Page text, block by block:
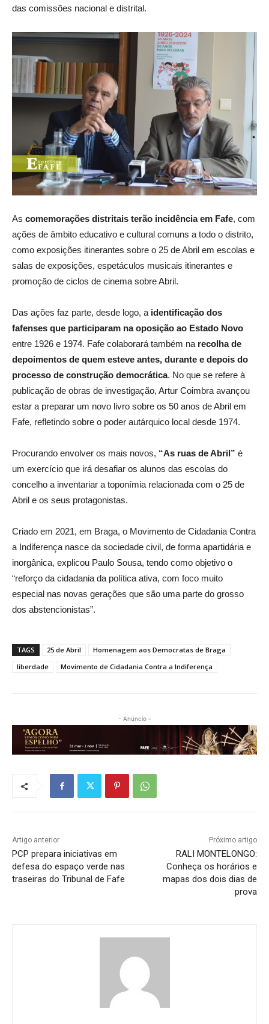
das comissões nacional e distrital.
As comemorações distritais terão incidência em Fafe, com
ações de âmbito educativo e cultural comuns a todo o distrito,
como exposições itinerantes sobre o 25 de Abril em escolas e
salas de exposições, espetáculos musicais itinerantes e
promoção de ciclos de cinema sobre Abril.
Das ações faz parte, desde logo, a identificação dos
fafenses que participaram na oposição ao Estado Novo
entre 1926 e 1974. Fafe colaborará também na recolha de
depoimentos de quem esteve antes, durante e depois do
processo de construção democrática. No que se refere à
publicação de obras de investigação, Artur Coimbra avançou
estar a preparar um novo livro sobre os 50 anos de Abril em
Fafe, refletindo sobre o poder autárquico local desde 1974.
Procurando envolver os mais novos, “As ruas de Abril” é
um exercício que irá desafiar os alunos das escolas do
concelho a inventariar a toponímia relacionada com o 25 de
Abril e os seus protagonistas.
Criado em 2021, em Braga, o Movimento de Cidadania Contra
a Indiferença nasce da sociedade civil, de forma apartidária e
inorgânica, explicou Paulo Sousa, tendo como objetivo o
“reforço da cidadania da política ativa, com foco muito
especial nas novas gerações que são uma parte do grosso
dos abstencionistas”.
TAGS 25 de Abril
Homenagem aos Democratas de Braga
liberdade
Movimento de Cidadania Contra a Indiferença
- Anúncio -
Artigo anterior
PCP prepara iniciativas em
defesa do espaço verde nas
traseiras do Tribunal de Fafe
Próximo artigo
RALI MONTELONGO:
Conheça os horários e
mapas dos dois dias de
prova